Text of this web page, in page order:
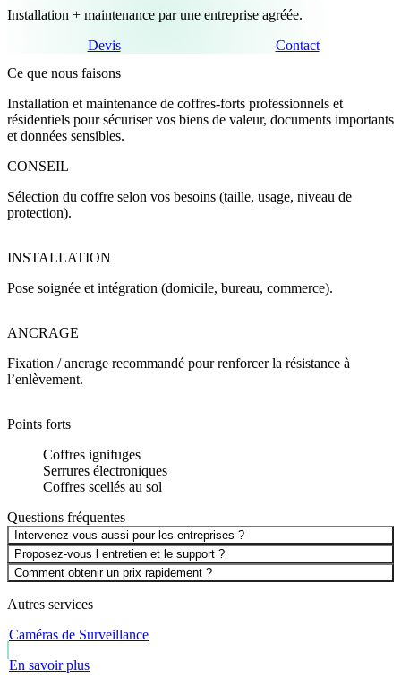
Installation + maintenance par une entreprise agréée.
Devis
Contact
Ce que nous faisons
Installation et maintenance de coffres-forts professionnels et
résidentiels pour sécuriser vos biens de valeur, documents importants
et données sensibles.
CONSEIL
Sélection du coffre selon vos besoins (taille, usage, niveau de
protection).
INSTALLATION
Pose soignée et intégration (domicile, bureau, commerce).
ANCRAGE
Fixation / ancrage recommandé pour renforcer la résistance à
l’enlèvement.
Points forts
Coffres ignifuges
Serrures électroniques
Coffres scellés au sol
Questions fréquentes
Intervenez-vous aussi pour les entreprises ?
Proposez-vous l entretien et le support ?
Comment obtenir un prix rapidement ?
Autres services
Caméras de Surveillance
En savoir plus